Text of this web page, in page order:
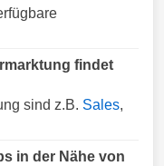
findet
sind z.B. Sales,
in der Nähe von